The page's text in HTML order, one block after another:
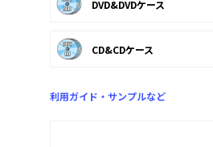
DVD&DVDケース
CD&CDケース
利用ガイド・サンプルなど